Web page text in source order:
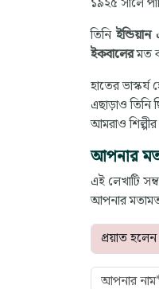
তিনিইন্ডিয়ান
ইকবালেরমত
হাতের
এছাড়াও তিনি
আমরাও শিল্পীর
আপনার
এই লেখাটি
আপনার